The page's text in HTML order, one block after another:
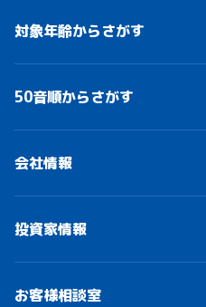
対象年齢からさがす
50音順からさがす
会社情報
投資家情報
お客様相談室